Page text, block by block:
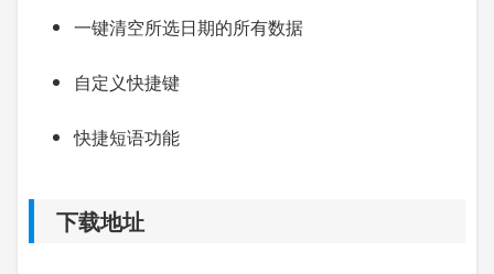
一键清空所选日期的所有数据
自定义快捷键
快捷短语功能
下载地址